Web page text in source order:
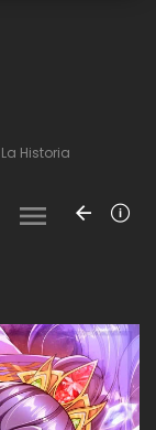
Historia